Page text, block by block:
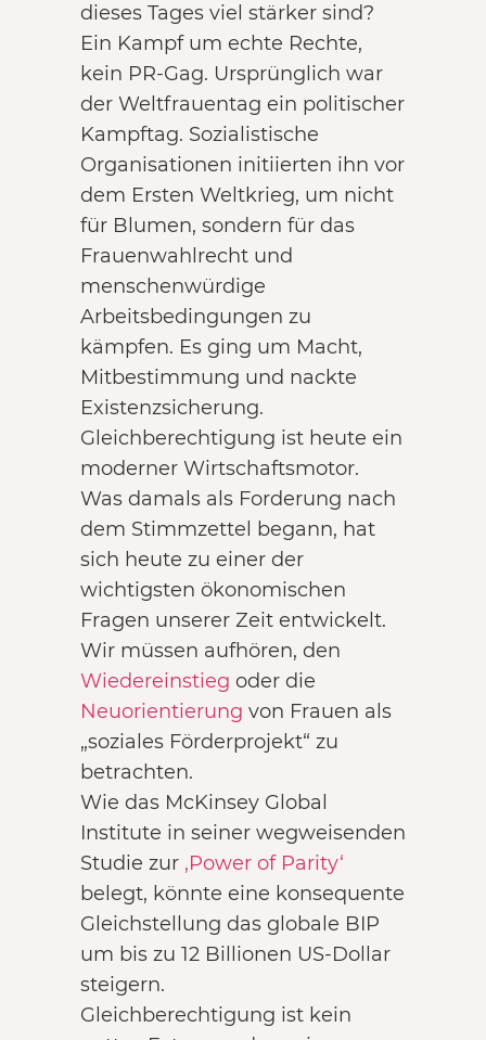
dieses Tages viel stärker sind?
Ein Kampf um echte Rechte,
kein PR-Gag. Ursprünglich war
der Weltfrauentag ein politischer
Kampftag. Sozialistische
Organisationen initiierten ihn vor
dem Ersten Weltkrieg, um nicht
für Blumen, sondern für das
Frauenwahlrecht und
menschenwürdige
Arbeitsbedingungen zu
kämpfen. Es ging um Macht,
Mitbestimmung und nackte
Existenzsicherung.
Gleichberechtigung ist heute ein
moderner Wirtschaftsmotor.
Was damals als Forderung nach
dem Stimmzettel begann, hat
sich heute zu einer der
wichtigsten ökonomischen
Fragen unserer Zeit entwickelt.
Wir müssen aufhören, den
Wiedereinstieg oder die
Neuorientierung von Frauen als
„soziales Förderprojekt“ zu
betrachten.
Wie das McKinsey Global
Institute in seiner wegweisenden
Studie zur ‚Power of Parity‘
belegt, könnte eine konsequente
Gleichstellung das globale BIP
um bis zu 12 Billionen US-Dollar
steigern.
Gleichberechtigung ist kein